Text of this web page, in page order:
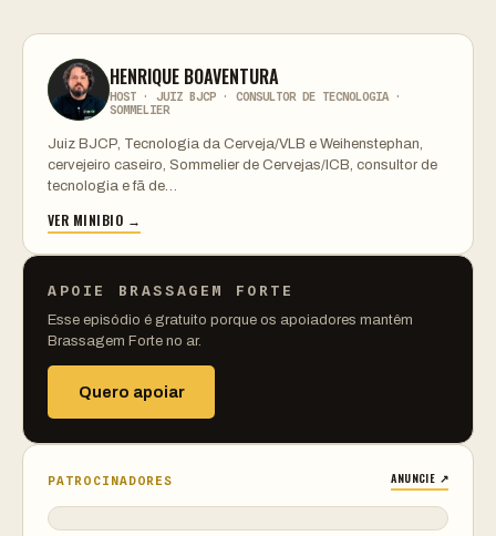
HENRIQUE BOAVENTURA
HOST · JUIZ BJCP · CONSULTOR DE TECNOLOGIA ·
SOMMELIER
Juiz BJCP, Tecnologia da Cerveja/VLB e Weihenstephan,
cervejeiro caseiro, Sommelier de Cervejas/ICB, consultor de
tecnologia e fã de…
VER MINIBIO →
APOIE BRASSAGEM FORTE
Esse episódio é gratuito porque os apoiadores mantêm
Brassagem Forte no ar.
Quero apoiar
PATROCINADORES ANUNCIE ↗